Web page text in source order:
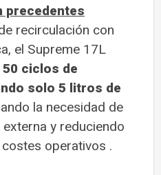
precedentes
recirculación con
el Supreme 17L
50 ciclos de
solo 5 litros de
la necesidad de
y reduciendo
operativos .